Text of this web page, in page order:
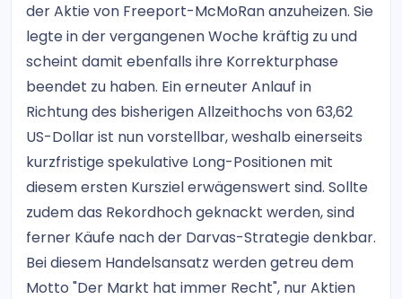
der Aktie von Freeport-McMoRan anzuheizen. Sie
legte in der vergangenen Woche kräftig zu und
scheint damit ebenfalls ihre Korrekturphase
beendet zu haben. Ein erneuter Anlauf in
Richtung des bisherigen Allzeithochs von 63,62
US-Dollar ist nun vorstellbar, weshalb einerseits
kurzfristige spekulative Long-Positionen mit
diesem ersten Kursziel erwägenswert sind. Sollte
zudem das Rekordhoch geknackt werden, sind
ferner Käufe nach der Darvas-Strategie denkbar.
Bei diesem Handelsansatz werden getreu dem
Motto "Der Markt hat immer Recht", nur Aktien